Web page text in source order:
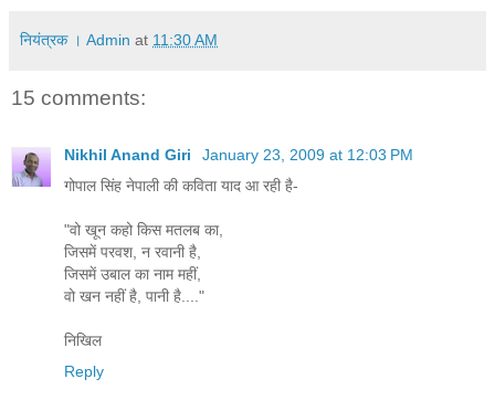
नियंत्रक । Admin at 11:30 AM
15 comments:
Nikhil Anand Giri
January 23, 2009 at 12:03 PM
गोपाल सिंह नेपाली की कविता याद आ रही है-
"वो खून कहो किस मतलब का,
जिसमें परवश, न रवानी है,
जिसमें उबाल का नाम महीं,
वो खन नहीं है, पानी है...."
निखिल
Reply